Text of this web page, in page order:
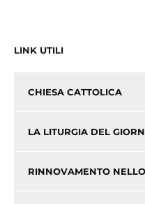
LINK UTILI
CHIESA CATTOLICA
LA LITURGIA DEL
RINNOVAMENTO